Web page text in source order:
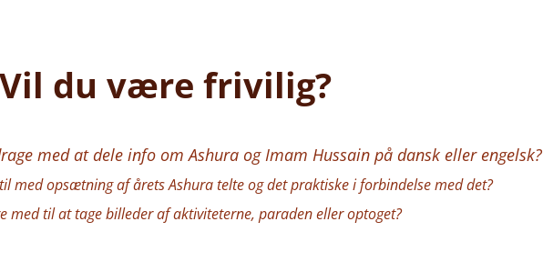
Vil du være frivilig?
med at dele info om Ashura og Imam Hussain på dansk eller engelsk?
med opsætning af årets Ashura telte og det praktiske i forbindelse med det?
med til at tage billeder af aktiviteterne, paraden eller optoget?